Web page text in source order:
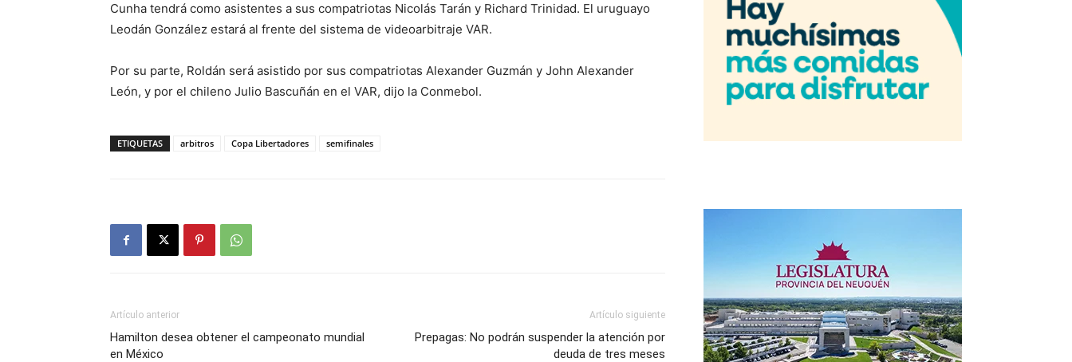
Cunha tendrá como asistentes a sus compatriotas Nicolás Tarán y Richard Trinidad. El uruguayo
Leodán González estará al frente del sistema de videoarbitraje VAR.
Por su parte, Roldán será asistido por sus compatriotas Alexander Guzmán y John Alexander
León, y por el chileno Julio Bascuñán en el VAR, dijo la Conmebol.
ETIQUETAS arbitros Copa Libertadores semifinales
Artículo anterior
Hamilton desea obtener el campeonato mundial
en México
Artículo siguiente
Prepagas: No podrán suspender la atención por
deuda de tres meses